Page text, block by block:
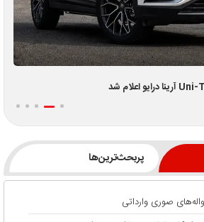
پربحث‌ترین‌ها
صوری وارداتی